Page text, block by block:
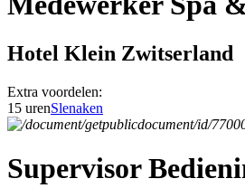
Hotel Klein Zwitserland
Extra voordelen:
15 urenSlenaken
Supervisor